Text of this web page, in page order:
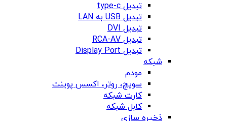
تبدیل type-c
تبدیل USB به LAN
تبدیل DVI
تبدیل RCA-AV
تبدیل Display Port
شبکه
مودم
سویچ، روتر، اکسس پوینت
کارت شبکه
کابل شبکه
ذخیره سازی